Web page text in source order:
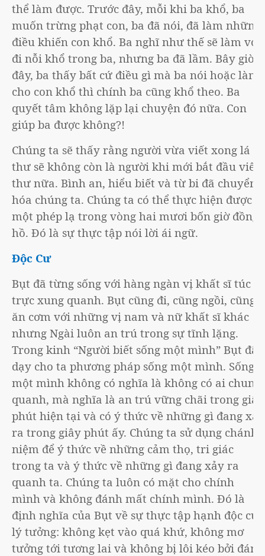
thể làm được. Trước đây, mỗi khi ba khổ, ba
muốn trừng phạt con, ba đã nói, đã làm những
điều khiến con khổ. Ba nghĩ như thế sẽ làm vơi
đi nỗi khổ trong ba, nhưng ba đã lầm. Bây giờ
đây, ba thấy bất cứ điều gì mà ba nói hoặc làm
cho con khổ thì chính ba cũng khổ theo. Ba
quyết tâm không lặp lại chuyện đó nữa. Con
giúp ba được không?!
Chúng ta sẽ thấy rằng người vừa viết xong lá
thư sẽ không còn là người khi mới bắt đầu viết
thư nữa. Bình an, hiểu biết và từ bi đã chuyển
hóa chúng ta. Chúng ta có thể thực hiện được
một phép lạ trong vòng hai mươi bốn giờ đồng
hồ. Đó là sự thực tập nói lời ái ngữ.
Độc Cư
Bụt đã từng sống với hàng ngàn vị khất sĩ túc
trực xung quanh. Bụt cũng đi, cũng ngồi, cũng
ăn cơm với những vị nam và nữ khất sĩ khác
nhưng Ngài luôn an trú trong sự tĩnh lặng.
Trong kinh “Người biết sống một mình” Bụt đã
dạy cho ta phương pháp sống một mình. Sống
một mình không có nghĩa là không có ai chung
quanh, mà nghĩa là an trú vững chãi trong giây
phút hiện tại và có ý thức về những gì đang xảy
ra trong giây phút ấy. Chúng ta sử dụng chánh
niệm để ý thức về những cảm thọ, tri giác
trong ta và ý thức về những gì đang xảy ra
quanh ta. Chúng ta luôn có mặt cho chính
mình và không đánh mất chính mình. Đó là
định nghĩa của Bụt về sự thực tập hạnh độc cư
lý tưởng: không kẹt vào quá khứ, không mơ
tưởng tới tương lai và không bị lôi kéo bởi đám